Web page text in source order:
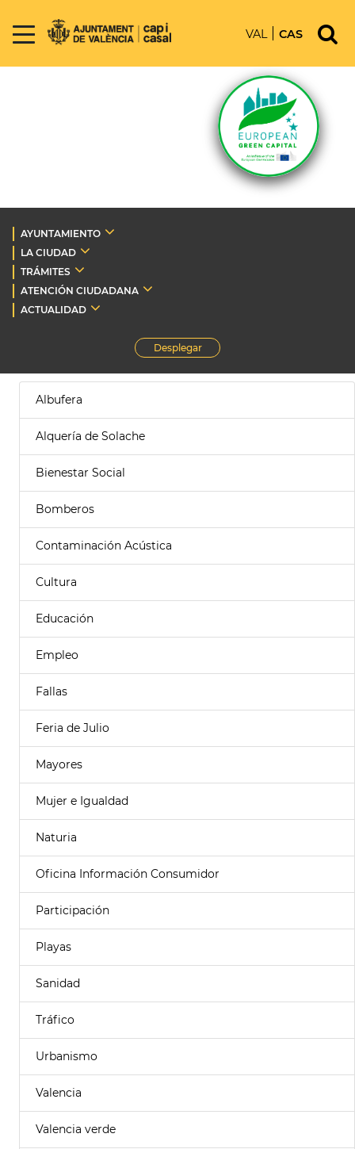
VAL CAS
AYUNTAMIENTO
LA CIUDAD
TRÁMITES
ATENCIÓN CIUDADANA
ACTUALIDAD
Desplegar
Albufera
Alquería de Solache
Bienestar Social
Bomberos
Contaminación Acústica
Cultura
Educación
Empleo
Fallas
Feria de Julio
Mayores
Mujer e Igualdad
Naturia
Oficina Información Consumidor
Participación
Playas
Sanidad
Tráfico
Urbanismo
Valencia
Valencia verde